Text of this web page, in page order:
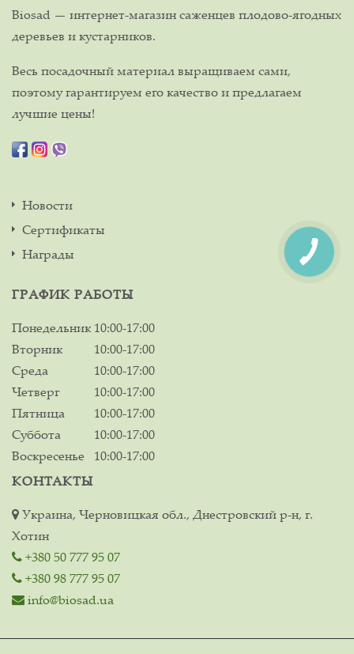
Biosad — интернет-магазин саженцев плодово-ягодных
деревьев и кустарников.
Весь посадочный материал выращиваем сами,
поэтому гарантируем его качество и предлагаем
лучшие цены!
Новости
Сертификаты
Награды
ГРАФИК РАБОТЫ
Понедельник 10:00-17:00
Вторник
10:00-17:00
Среда
10:00-17:00
Четверг
10:00-17:00
Пятница
10:00-17:00
Суббота
10:00-17:00
Воскресенье
10:00-17:00
КОНТАКТЫ
Украина, Черновицкая обл., Днестровский р-н, г.
Хотин
+380 50 777 95 07
+380 98 777 95 07
info@biosad.ua